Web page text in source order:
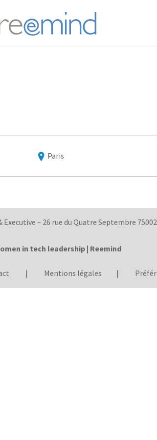
Paris
– 26 rue du Quatre Septembre
in tech leadership | Reemind
| Mentions légales |